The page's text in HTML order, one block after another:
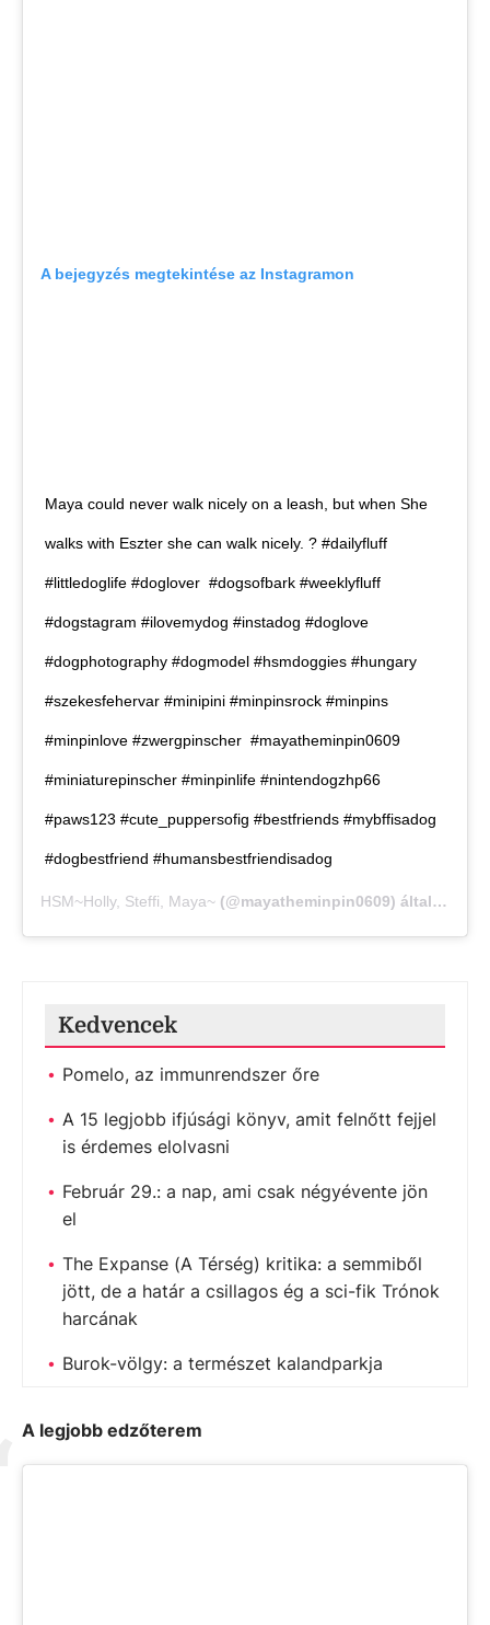
A bejegyzés megtekintése az Instagramon
Maya could never walk nicely on a leash, but when She
walks with Eszter she can walk nicely. ? #dailyfluff
#littledoglife #doglover #dogsofbark #weeklyfluff
#dogstagram #ilovemydog #instadog #doglove
#dogphotography #dogmodel #hsmdoggies #hungary
#szekesfehervar #minipini #minpinsrock #minpins
#minpinlove #zwergpinscher #mayatheminpin0609
#miniaturepinscher #minpinlife #nintendogzhp66
#paws123 #cute_puppersofig #bestfriends #mybffisadog
#dogbestfriend #humansbestfriendisadog
HSM~Holly, Steffi, Maya~ (@mayatheminpin0609) által megosztott bejegyzés,
Kedvencek
Pomelo, az immunrendszer őre
A 15 legjobb ifjúsági könyv, amit felnőtt fejjel
is érdemes elolvasni
Február 29.: a nap, ami csak négyévente jön
el
The Expanse (A Térség) kritika: a semmiből
jött, de a határ a csillagos ég a sci-fik Trónok
harcának
Burok-völgy: a természet kalandparkja
A legjobb edzőterem